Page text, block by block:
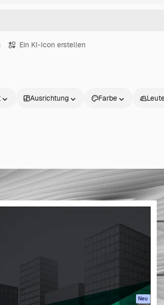
Ein KI-Icon erstellen
Ausrichtung Farbe
Stimmengenerator
Originale
Neu